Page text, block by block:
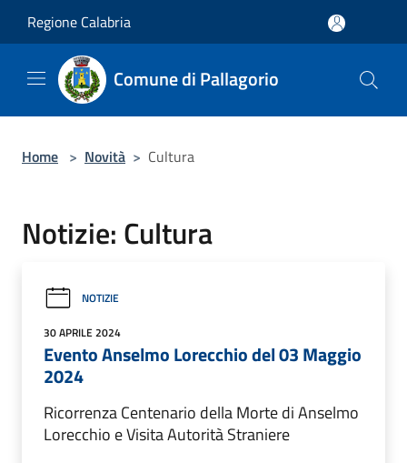
Regione Calabria
Comune di Pallagorio
Home > Novità > Cultura
Notizie: Cultura
NOTIZIE
30 APRILE 2024
Evento Anselmo Lorecchio del 03 Maggio
2024
Ricorrenza Centenario della Morte di Anselmo
Lorecchio e Visita Autorità Straniere